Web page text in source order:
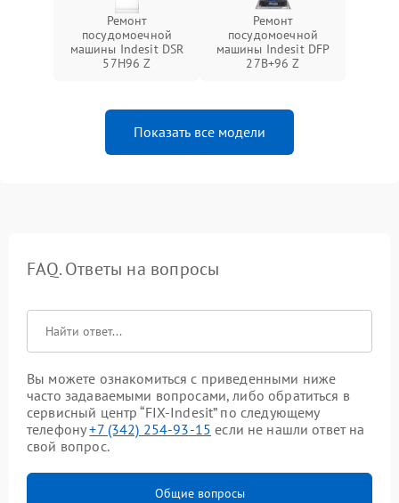
Ремонт
посудомоечной
машины Indesit DSR
57H96 Z
Ремонт
посудомоечной
машины Indesit DFP
27B+96 Z
Показать все модели
FAQ. Ответы на вопросы
Вы можете ознакомиться с приведенными ниже
часто задаваемыми вопросами, либо обратиться в
сервисный центр “FIX-Indesit” по следующему
телефону+7 (342) 254-93-15 если не нашли ответ на
свой вопрос.
Общие вопросы